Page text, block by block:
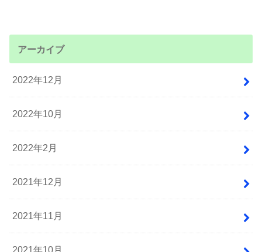
アーカイブ
2022年12月
2022年10月
2022年2月
2021年12月
2021年11月
2021年10月